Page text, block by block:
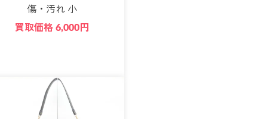
傷・汚れ 小
買取価格 6,000円